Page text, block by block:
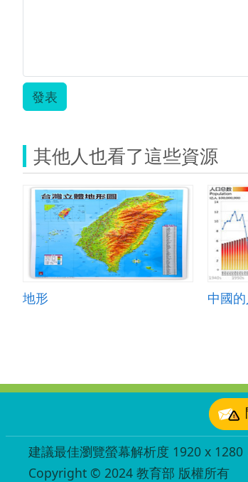
發表
其他人也看了這些資源
地形 中國
建議最佳瀏覽螢幕解析度 1920 x
Copyright © 2024 教育部 版權所有